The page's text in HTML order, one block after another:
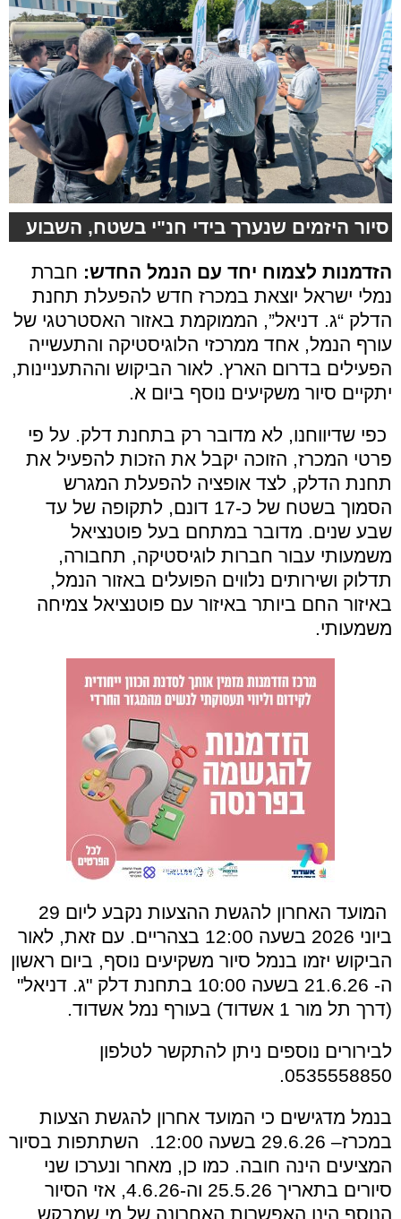
סיור היזמים שנערך בידי חנ"י בשטח, השבוע
הזדמנות לצמוח יחד עם הנמל החדש: חברת
נמלי ישראל יוצאת במכרז חדש להפעלת תחנת
הדלק “ג. דניאל”, הממוקמת באזור האסטרטגי של
עורף הנמל, אחד ממרכזי הלוגיסטיקה והתעשייה
הפעילים בדרום הארץ. לאור הביקוש וההתעניינות,
יתקיים סיור משקיעים נוסף ביום א.
כפי שדיווחנו, לא מדובר רק בתחנת דלק. על פי
פרטי המכרז, הזוכה יקבל את הזכות להפעיל את
תחנת הדלק, לצד אופציה להפעלת המגרש
הסמוך בשטח של כ-17 דונם, לתקופה של עד
שבע שנים. מדובר במתחם בעל פוטנציאל
משמעותי עבור חברות לוגיסטיקה, תחבורה,
תדלוק ושירותים נלווים הפועלים באזור הנמל,
באיזור החם ביותר באיזור עם פוטנציאל צמיחה
משמעותי.
המועד האחרון להגשת ההצעות נקבע ליום 29
ביוני 2026 בשעה 12:00 בצהריים. עם זאת, לאור
הביקוש יזמו בנמל סיור משקיעים נוסף, ביום ראשון
ה- 21.6.26 בשעה 10:00 בתחנת דלק "ג. דניאל"
(דרך תל מור 1 אשדוד) בעורף נמל אשדוד.
לבירורים נוספים ניתן להתקשר לטלפון
0535558850.
בנמל מדגישים כי המועד אחרון להגשת הצעות
במכרז– 29.6.26 בשעה 12:00. השתתפות בסיור
המציעים הינה חובה. כמו כן, מאחר ונערכו שני
סיורים בתאריך 25.5.26 וה-4.6.26, אזי הסיור
הנוסף הינו האפשרות האחרונה של מי שמבקש